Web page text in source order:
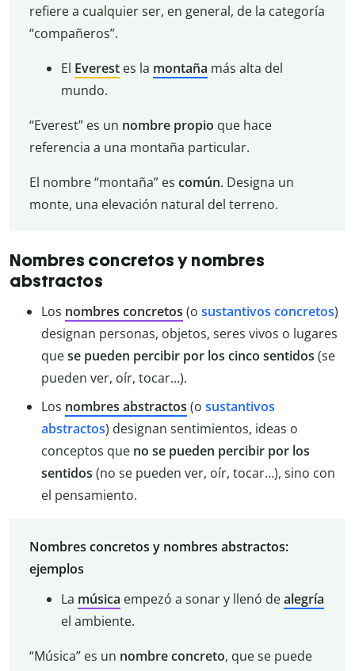
refiere a cualquier ser, en general, de la categoría
“compañeros”.
El Everestes la montaña más alta del
mundo.
“Everest” es un nombre propio que hace
referencia a una montaña particular.
El nombre “montaña” es común. Designa un
monte, una elevación natural del terreno.
Nombres concretos y nombres
abstractos
Los nombres concretos (o sustantivos concretos)
designan personas, objetos, seres vivos o lugares
quese pueden percibir por los cinco sentidos (se
pueden ver, oír, tocar…).
Los nombres abstractos (o sustantivos
abstractos) designan sentimientos, ideas o
conceptos que no se pueden percibir por los
sentidos (no se pueden ver, oír, tocar…), sino con
el pensamiento.
Nombres concretos y nombres abstractos:
ejemplos
La música empezó a sonar y llenó dealegría
el ambiente.
“Música” es un nombreconcreto, que se puede